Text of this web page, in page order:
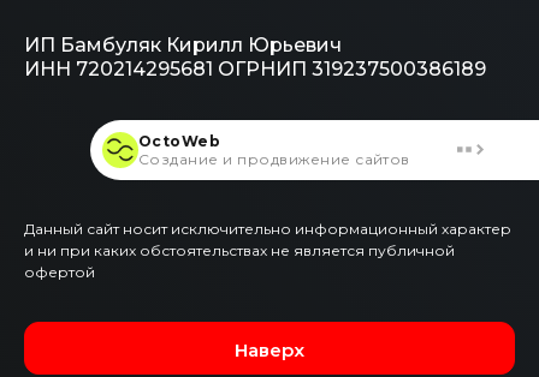
ИП Бамбуляк Кирилл Юрьевич
ИНН 720214295681 ОГРНИП 319237500386189
Данный сайт носит исключительно информационный характер
и ни при каких обстоятельствах не является публичной
офертой
Наверх
OctoWeb
Создание и продвижение сайтов